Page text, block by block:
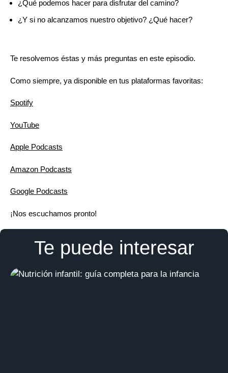
¿Qué podemos hacer para disfrutar del camino?
¿Y si no alcanzamos nuestro objetivo? ¿Qué hacer?
Te resolvemos éstas y más preguntas en este episodio.
Como siempre, ya disponible en tus plataformas favoritas:
Spotify
YouTube
Apple Podcasts
Amazon Podcasts
Google Podcasts
¡Nos escuchamos pronto!
Te puede interesar